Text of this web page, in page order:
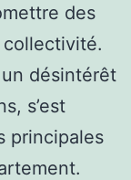
des
désintérêt
s’est
principales